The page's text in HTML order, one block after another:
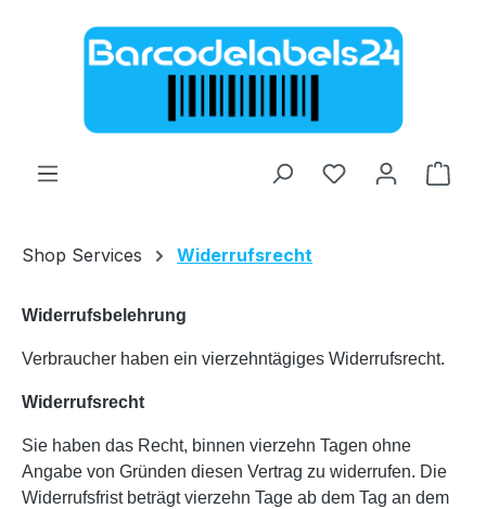
Zum Hauptinhalt springen
Shop Services Widerrufsrecht
Widerrufsbelehrung
Verbraucher haben ein vierzehntägiges Widerrufsrecht.
Widerrufsrecht
Sie haben das Recht, binnen vierzehn Tagen ohne
Angabe von Gründen diesen Vertrag zu widerrufen. Die
Widerrufsfrist beträgt vierzehn Tage ab dem Tag an dem